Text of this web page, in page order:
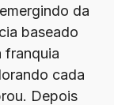
da
baseado
franquia
cada
Depois